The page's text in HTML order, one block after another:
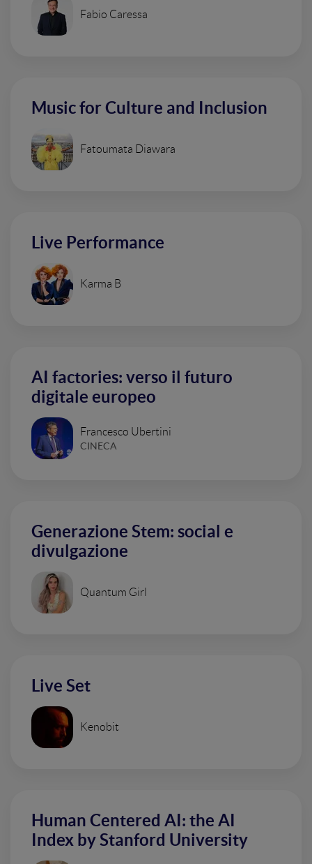
Fabio Caressa
Music for Culture and Inclusion
Fatoumata Diawara
Live Performance
Karma B
AI factories: verso il futuro
digitale europeo
Francesco Ubertini
CINECA
Generazione Stem: social e
divulgazione
Quantum Girl
Live Set
Kenobit
Human Centered AI: the AI
Index by Stanford University